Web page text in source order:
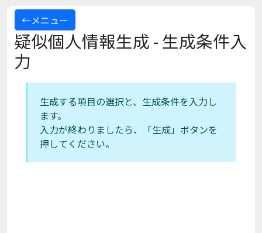
←メニュー
疑似個人情報生成 - 生成条件入
力
生成する項目の選択と、生成条件を入力し
ます。
入力が終わりましたら、「生成」ボタンを
押してください。